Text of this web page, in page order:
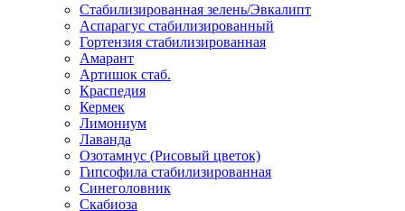
Стабилизированная зелень/Эвкалипт
Аспарагус стабилизированный
Гортензия стабилизированная
Амарант
Артишок стаб.
Краспедия
Кермек
Лимониум
Лаванда
Озотамнус (Рисовый цветок)
Гипсофила стабилизированная
Синеголовник
Скабиоза